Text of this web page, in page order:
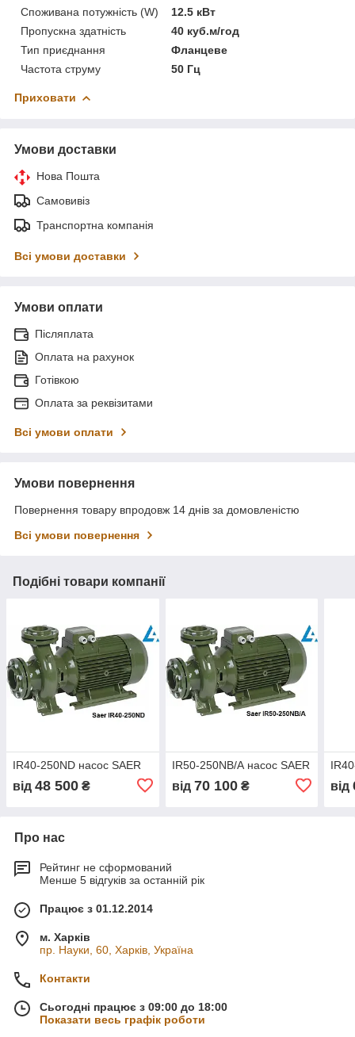
Споживана потужність (W)
12.5 кВт
Пропускна здатність
40 куб.м/год
Тип приєднання
Фланцеве
Частота струму
50 Гц
Приховати
Умови доставки
Нова Пошта
Самовивіз
Транспортна компанія
Всі умови доставки
Умови оплати
Післяплата
Оплата на рахунок
Готівкою
Оплата за реквізитами
Всі умови оплати
Умови повернення
Повернення товару впродовж 14 днів за домовленістю
Всі умови повернення
Подібні товари компанії
IR40-250ND насос SAER
від 48 500 ₴
IR50-250NВ/А насос SAER
від 70 100₴ від
Про нас
Рейтинг не сформований
Менше 5 відгуків за останній рік
Працює з 01.12.2014
м. Харків
пр. Науки, 60, Харків, Україна
Контакти
Сьогодні працює з 09:00 до 18:00
Показати весь графік роботи